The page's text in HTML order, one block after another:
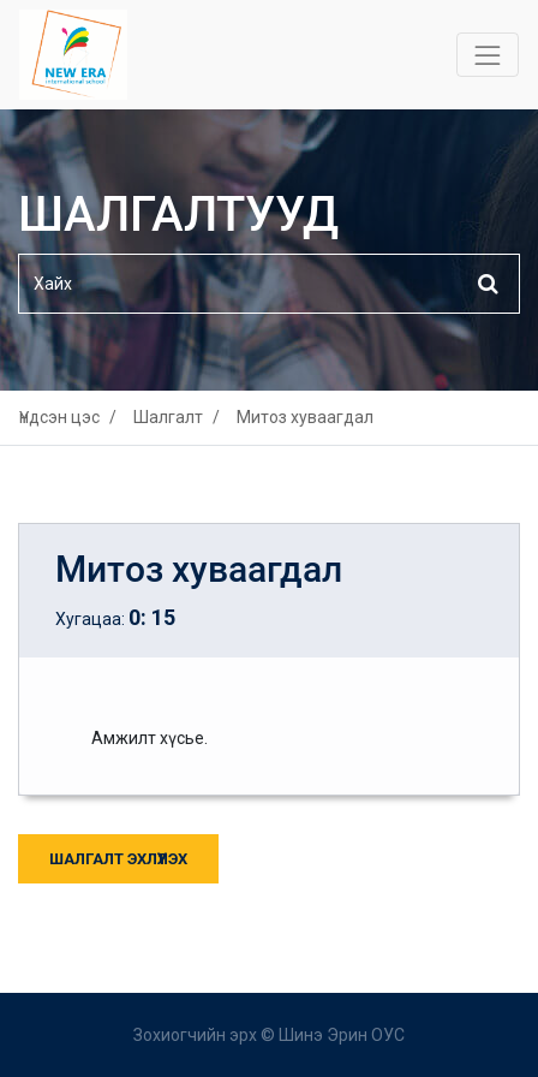
ШАЛГАЛТУУД
Үндсэн цэс Шалгалт Митоз хуваагдал
Митоз хуваагдал
Хугацаа: 0: 15
Амжилт хүсье.
ШАЛГАЛТ ЭХЛҮҮЛЭХ
Зохиогчийн эрх © Шинэ Эрин ОУС